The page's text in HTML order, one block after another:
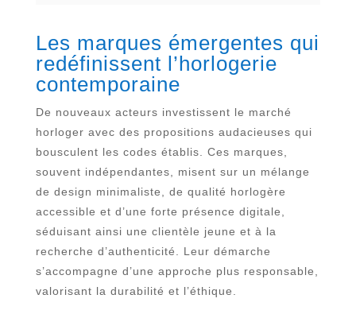
Les marques émergentes qui
redéfinissent l’horlogerie
contemporaine
De nouveaux acteurs investissent le marché
horloger avec des propositions audacieuses qui
bousculent les codes établis. Ces marques,
souvent indépendantes, misent sur un mélange
de design minimaliste, de qualité horlogère
accessible et d’une forte présence digitale,
séduisant ainsi une clientèle jeune et à la
recherche d’authenticité. Leur démarche
s’accompagne d’une approche plus responsable,
valorisant la durabilité et l’éthique.